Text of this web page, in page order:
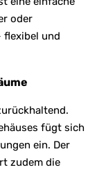
oder
flexibel und
fügt sich
ein. Der
zudem die